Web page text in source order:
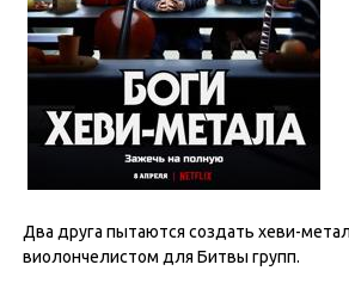
Два друга пытаются создать хеви-метал
виолончелистом для Битвы групп.